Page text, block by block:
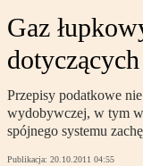
Gaz
Przepisy podatkowe
wydobywczej, w tym
spójnego systemu
Publikacja: 20.10.2011 04:55